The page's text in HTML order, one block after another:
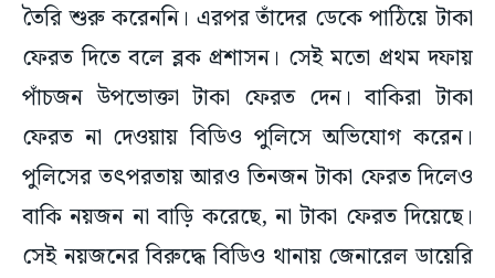
তৈরি শুরু করেননি। এরপর তাঁদের ডেকে পাঠিয়ে টাকা
ফেরত দিতে বলে ব্লক প্রশাসন। সেই মতো প্রথম দফায়
পাঁচজন উপভোক্তা টাকা ফেরত দেন। বাকিরা টাকা
ফেরত না দেওয়ায় বিডিও পুলিসে অভিযোগ করেন।
পুলিসের তৎপরতায় আরও তিনজন টাকা ফেরত দিলেও
বাকি নয়জন না বাড়ি করেছে, না টাকা ফেরত দিয়েছে।
সেই নয়জনের বিরুদ্ধে বিডিও থানায় জেনারেল ডায়েরি